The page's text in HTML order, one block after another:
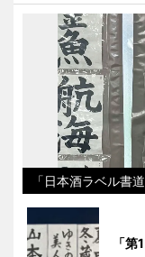
「日本酒ラベル書
「